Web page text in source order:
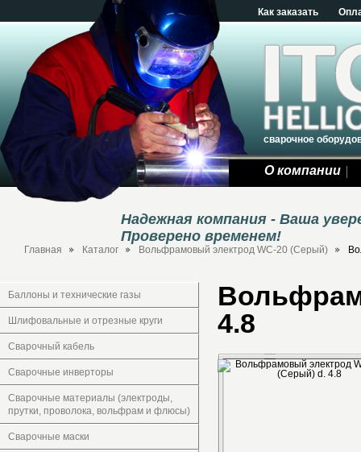
Как заказать
сварочное
О компании
Надежная компания - Ваша
Проверено временем!
Главная Каталог Вольфрамовый электрод WC-20 (Серый)
Баллоны и технические газы
Шлифовальные и отрезные круги
Сварочный кабель
Сварочные инверторы
Сварочные материалы (электроды,
прутки, проволока, вольфрам и флюсы)
Сварочные маски
4.8